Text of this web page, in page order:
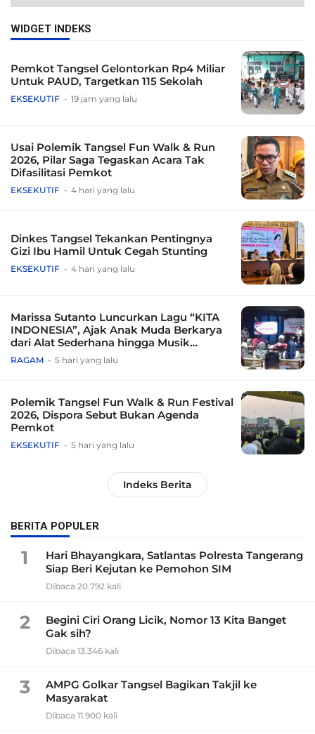
WIDGET INDEKS
Pemkot Tangsel Gelontorkan Rp4 Miliar
Untuk PAUD, Targetkan 115 Sekolah
EKSEKUTIF 19 jam yang lalu
Usai Polemik Tangsel Fun Walk & Run
2026, Pilar Saga Tegaskan Acara Tak
Difasilitasi Pemkot
EKSEKUTIF 4 hari yang lalu
Dinkes Tangsel Tekankan Pentingnya
Gizi Ibu Hamil Untuk Cegah Stunting
EKSEKUTIF 4 hari yang lalu
Marissa Sutanto Luncurkan Lagu “KITA
INDONESIA”, Ajak Anak Muda Berkarya
dari Alat Sederhana hingga Musik
Tradisional
RAGAM 5 hari yang lalu
Polemik Tangsel Fun Walk & Run Festival
2026, Dispora Sebut Bukan Agenda
Pemkot
EKSEKUTIF 5 hari yang lalu
Indeks Berita
BERITA POPULER
1
Hari Bhayangkara, Satlantas Polresta Tangerang
Siap Beri Kejutan ke Pemohon SIM
Dibaca 20.792 kali
2
Begini Ciri Orang Licik, Nomor 13 Kita Banget
Gak sih?
Dibaca 13.346 kali
3
AMPG Golkar Tangsel Bagikan Takjil ke
Masyarakat
Dibaca 11.900 kali